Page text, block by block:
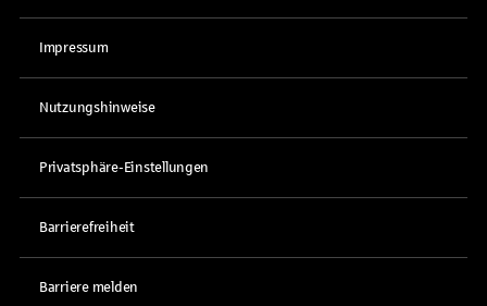
Impressum
Nutzungshinweise
Privatsphäre-Einstellungen
Barrierefreiheit
Barriere melden